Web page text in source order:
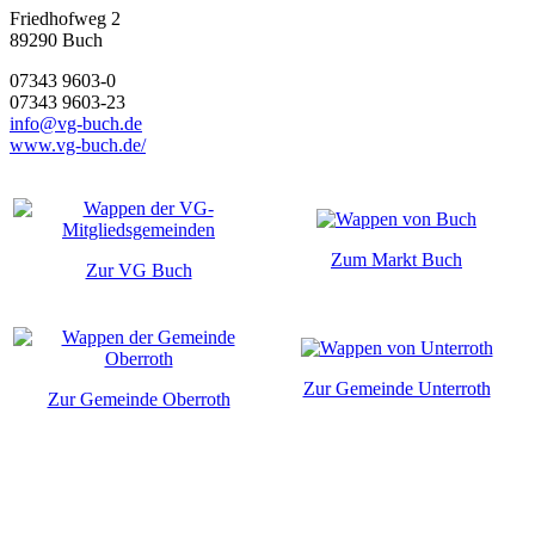
Friedhofweg 2
89290 Buch
07343 9603-0
07343 9603-23
info@vg-buch.de
www.vg-buch.de/
Zur VG Buch
Zum Markt Buch
Zur Gemeinde Oberroth
Zur Gemeinde Unterroth